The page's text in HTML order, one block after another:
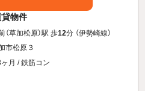
貸物件
（草加松原）駅 歩12分 （伊勢崎線）
市松原３
月 / 鉄筋コン